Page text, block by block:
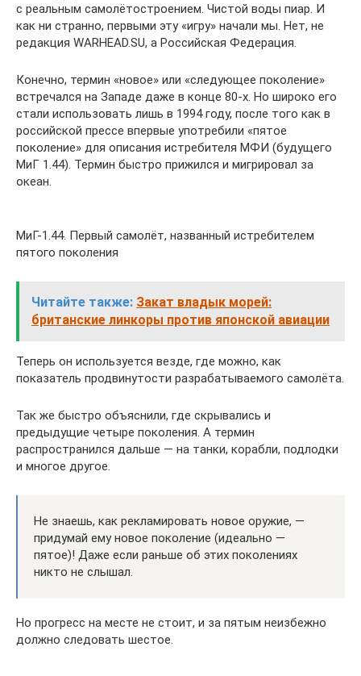
с реальным самолётостроением. Чистой воды пиар. И
как ни странно, первыми эту «игру» начали мы. Нет, не
редакция WARHEAD.SU, а Российская Федерация.
Конечно, термин «новое» или «следующее поколение»
встречался на Западе даже в конце 80-х. Но широко его
стали использовать лишь в 1994 году, после того как в
российской прессе впервые употребили «пятое
поколение» для описания истребителя МФИ (будущего
МиГ 1.44). Термин быстро прижился и мигрировал за
океан.
МиГ-1.44. Первый самолёт, названный истребителем
пятого поколения
Читайте также: Закат владык морей:
британские линкоры против японской авиации
Теперь он используется везде, где можно, как
показатель продвинутости разрабатываемого самолёта.
Так же быстро объяснили, где скрывались и
предыдущие четыре поколения. А термин
распространился дальше — на танки, корабли, подлодки
и многое другое.
Не знаешь, как рекламировать новое оружие, —
придумай ему новое поколение (идеально —
пятое)! Даже если раньше об этих поколениях
никто не слышал.
Но прогресс на месте не стоит, и за пятым неизбежно
должно следовать шестое.